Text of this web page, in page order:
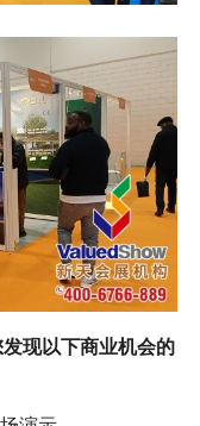
现以下商业机会的